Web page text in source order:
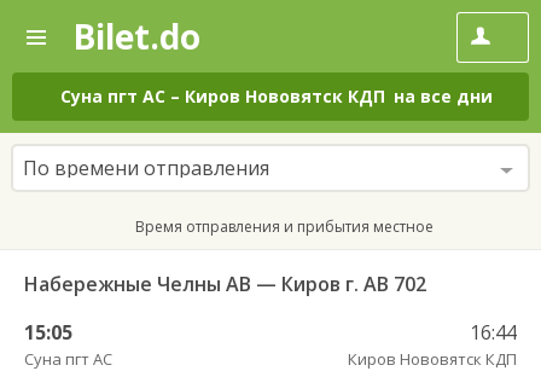
—
Поиск
и
покупка
билетов
на
автобус
онлайн
Bilet.do
Суна пгт АС – Киров Нововятск КДП на все дни
По времени отправления
Время отправления и прибытия местное
Набережные Челны АВ — Киров г. АВ 702
15:05
Суна пгт АС
16:44
Киров Нововятск КДП